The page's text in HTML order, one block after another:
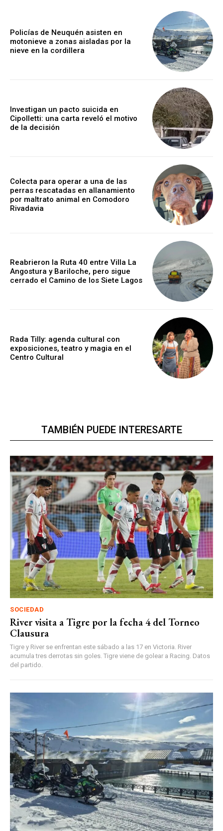
Policías de Neuquén asisten en
motonieve a zonas aisladas por la
nieve en la cordillera
Investigan un pacto suicida en
Cipolletti: una carta reveló el motivo
de la decisión
Colecta para operar a una de las
perras rescatadas en allanamiento
por maltrato animal en Comodoro
Rivadavia
Reabrieron la Ruta 40 entre Villa La
Angostura y Bariloche, pero sigue
cerrado el Camino de los Siete Lagos
Rada Tilly: agenda cultural con
exposiciones, teatro y magia en el
Centro Cultural
TAMBIÉN PUEDE INTERESARTE
SOCIEDAD
River visita a Tigre por la fecha 4 del Torneo
Clausura
Tigre y River se enfrentan este sábado a las 17 en Victoria. River
acumula tres derrotas sin goles. Tigre viene de golear a Racing. Datos
del partido.